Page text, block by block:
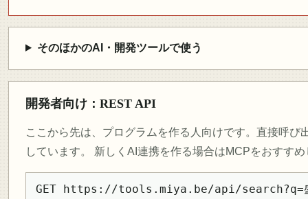
そのほかのAI・開発ツールで使う
開発者向け：REST API
ここから先は、プログラムを作る人向けです。直接呼
しています。 新しくAI連携を作る場合はMCPをおすす
GET https://tools.miya.be/api/search?q=盛